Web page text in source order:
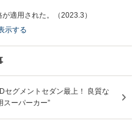
4WD
適用された。（2023.3）
示する
セグメントセダン最上！ 良質な
スーパーカー”